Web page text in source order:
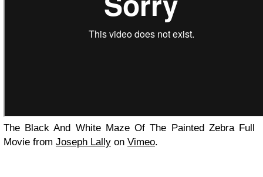
The Black And White Maze Of The Painted Zebra Full
Movie from Joseph Lally on Vimeo.